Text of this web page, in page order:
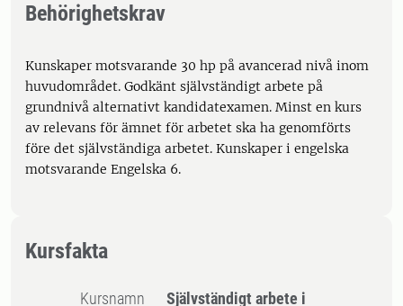
Behörighetskrav
Kunskaper motsvarande 30 hp på avancerad nivå inom
huvudområdet. Godkänt självständigt arbete på
grundnivå alternativt kandidatexamen. Minst en kurs
av relevans för ämnet för arbetet ska ha genomförts
före det självständiga arbetet. Kunskaper i engelska
motsvarande Engelska 6.
Kursfakta
Kursnamn
Självständigt arbete i